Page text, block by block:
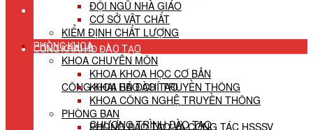
TUYỂN SINH
CÔNG KHAI HĐ ĐÀO TẠO
CÔNG KHAI HĐ ĐÀO TẠO
CHƯƠNG TRÌNH ĐÀO TẠO
ĐỘI NGŨ NHÀ GIÁO
CƠ SỞ VẬT CHẤT
KIỂM ĐỊNH CHẤT LƯỢNG
PHÒNG KHOA
KHOA CHUYÊN MÔN
KHOA KHOA HỌC CƠ BẢN
KHOA BÁO CHÍ TRUYỀN THÔNG
KHOA CÔNG NGHỆ TRUYỀN THÔNG
PHÒNG BAN
PHÒNG ĐÀO TẠO VÀ CÔNG TÁC HSSSV